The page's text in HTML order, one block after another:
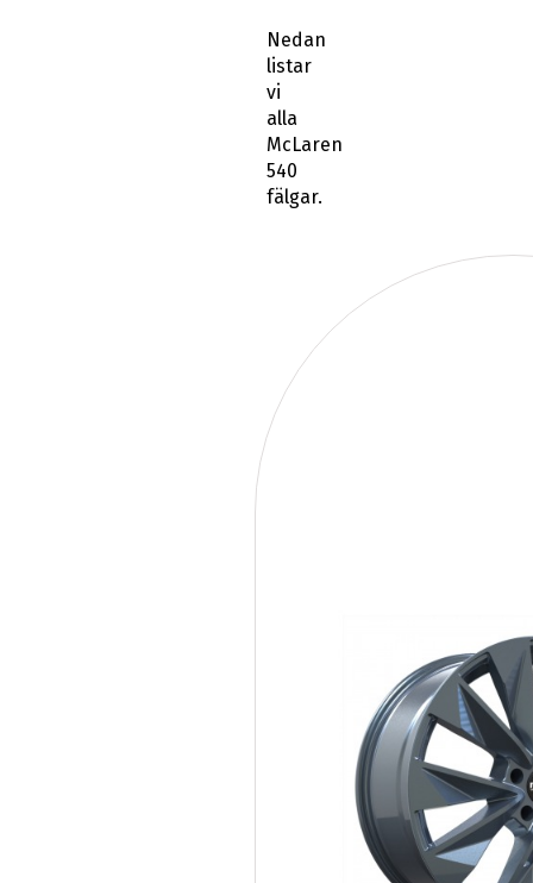
Nedan
listar
vi
alla
McLaren
540
fälgar.